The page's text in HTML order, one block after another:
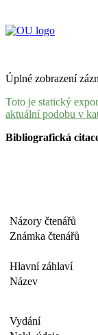
Úplné zobrazení
Toto je statický
aktuální podobu v
Bibliografická
Názory čtenářů
Známka čtenářů
Hlavní záhlaví
Název
Vydání